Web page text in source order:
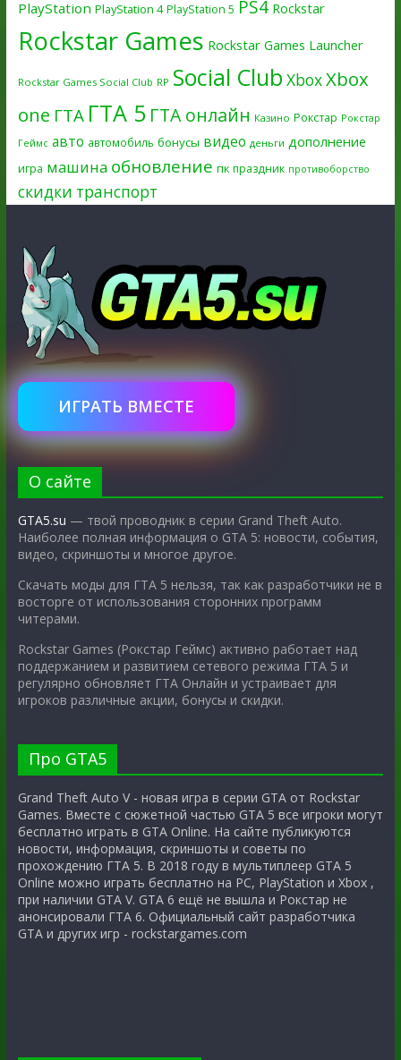
PlayStation PlayStation 4 PlayStation 5 PS4 Rockstar
Rockstar Games Rockstar Games Launcher
Rockstar Games Social Club RP Social Club XboxXbox
one ГТА ГТА 5 ГТА онлайн Казино Рокстар Рокстар
Геймс авто автомобиль бонусы видео деньги дополнение
игра машина обновление пк праздник противоборство
скидки транспорт
ИГРАТЬ ВМЕСТЕ
О сайте
GTA5.su — твой проводник в серии Grand Theft Auto.
Наиболее полная информация о GTA 5: новости, события,
видео, скриншоты и многое другое.
Скачать моды для ГТА 5 нельзя, так как разработчики не в
восторге от использования сторонних программ
читерами.
Rockstar Games (Рокстар Геймс) активно работает над
поддержанием и развитием сетевого режима ГТА 5 и
регулярно обновляет ГТА Онлайн и устраивает для
игроков различные акции, бонусы и скидки.
Про GTA5
Grand Theft Auto V - новая игра в серии GTA от Rockstar
Games. Вместе с сюжетной частью GTA 5 все игроки могут
бесплатно играть в GTA Online. На сайте публикуются
новости, информация, скриншоты и советы по
прохождению ГТА 5. В 2018 году в мультиплеер GTA 5
Online можно играть бесплатно на PC, PlayStation и Xbox ,
при наличии GTA V. GTA 6 ещё не вышла и Рокстар не
анонсировали ГТА 6. Официальный сайт разработчика
GTA и других игр - rockstargames.com